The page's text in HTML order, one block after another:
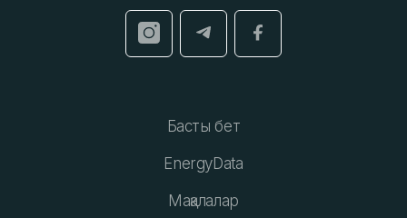
Басты бет
EnergyData
Мақалалар